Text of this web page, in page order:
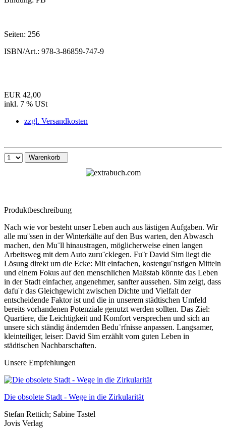
Seiten: 256
ISBN/Art.: 978-3-86859-747-9
EUR 42,00
inkl. 7 % USt
zzgl. Versandkosten
Warenkorb
Produktbeschreibung
Nach wie vor besteht unser Leben auch aus lästigen Aufgaben. Wir
alle mu¨ssen in der Winterkälte auf den Bus warten, den Abwasch
machen, den Mu¨ll hinaustragen, möglicherweise einen langen
Arbeitsweg mit dem Auto zuru¨cklegen. Fu¨r David Sim liegt die
Lösung direkt um die Ecke: Mit einfachen, kostengu¨nstigen Mitteln
und einem Fokus auf den menschlichen Maßstab könnte das Leben
in der Stadt einfacher, angenehmer, sanfter aussehen. Sim zeigt, dass
dafu¨r das Gleichgewicht zwischen Dichte und Vielfalt der
entscheidende Faktor ist und die in unserem städtischen Umfeld
bereits vorhandenen Potenziale genutzt werden sollten. Das Ziel:
Quartiere, die Leichtigkeit und Komfort versprechen und sich an
unsere sich ständig ändernden Bedu¨rfnisse anpassen. Langsamer,
kleinteiliger, leiser: David Sim erzählt vom guten Leben in
städtischen Nachbarschaften.
Unsere Empfehlungen
Die obsolete Stadt - Wege in die Zirkularität
Stefan Rettich; Sabine Tastel
Jovis Verlag